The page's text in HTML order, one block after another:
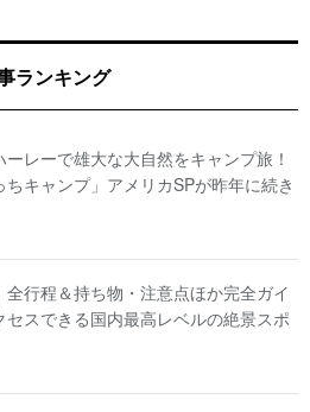
ランキング
ーレーで雄大な大自然をキャンプ旅！
ちキャンプ」アメリカSPが昨年に続き
全行程＆持ち物・注意点ほか完全ガイ
セスできる国内最高レベルの絶景スポ